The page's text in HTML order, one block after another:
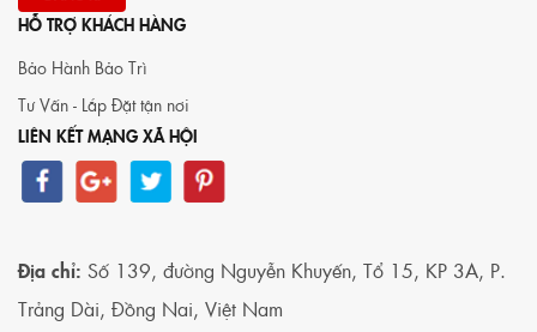
HỖ TRỢ KHÁCH HÀNG
Bảo Hành Bảo Trì
Tư Vấn - Lắp Đặt tận nơi
LIÊN KẾT MẠNG XÃ HỘI
Địa chỉ: Số 139, đường Nguyễn Khuyến, Tổ 15, KP 3A, P.
Trảng Dài, Đồng Nai, Việt Nam